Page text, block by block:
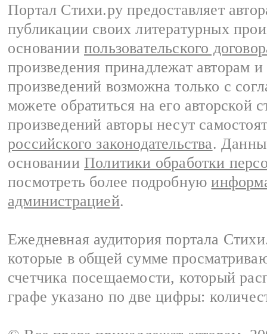
Портал Стихи.ру предоставляет
публикации своих литературных
основании пользовательского
произведения принадлежат авторам
произведений возможна только с
можете обратиться на его авторской
произведений авторы несут
российского законодательства.
основании Политики обработки
посмотреть более подробную
администрацией.
Ежедневная аудитория портала
которые в общей сумме
счетчика посещаемости, который
графе указано по две цифры: